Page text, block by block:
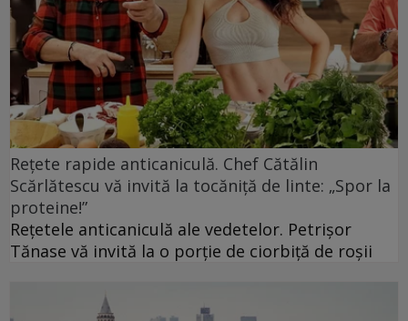
Rețete rapide anticaniculă. Chef Cătălin
Scărlătescu vă invită la tocăniță de linte: „Spor la
proteine!”
Rețetele anticaniculă ale vedetelor. Petrișor
Tănase vă invită la o porție de ciorbiță de roșii